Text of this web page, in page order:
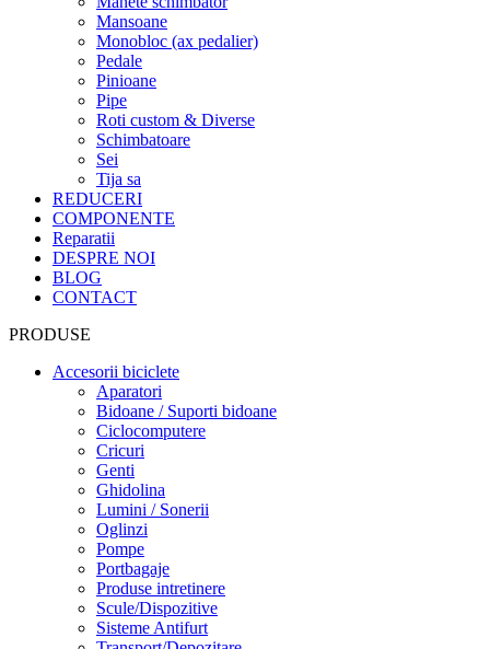
Mansoane
Monobloc (ax pedalier)
Pedale
Pinioane
Pipe
Roti custom & Diverse
Schimbatoare
Sei
Tija sa
REDUCERI
COMPONENTE
Reparatii
DESPRE NOI
BLOG
CONTACT
PRODUSE
Accesorii biciclete
Aparatori
Bidoane / Suporti bidoane
Ciclocomputere
Cricuri
Genti
Ghidolina
Lumini / Sonerii
Oglinzi
Pompe
Portbagaje
Produse intretinere
Scule/Dispozitive
Sisteme Antifurt